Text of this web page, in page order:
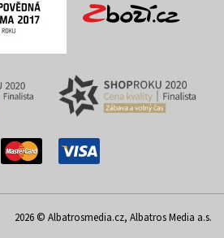
2026 © Albatrosmedia.cz, Albatros Media a.s.